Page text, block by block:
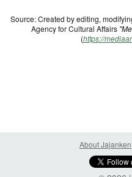
Source: Created by editing,
Agency for Cultural Affairs
(https://
About Jajanken